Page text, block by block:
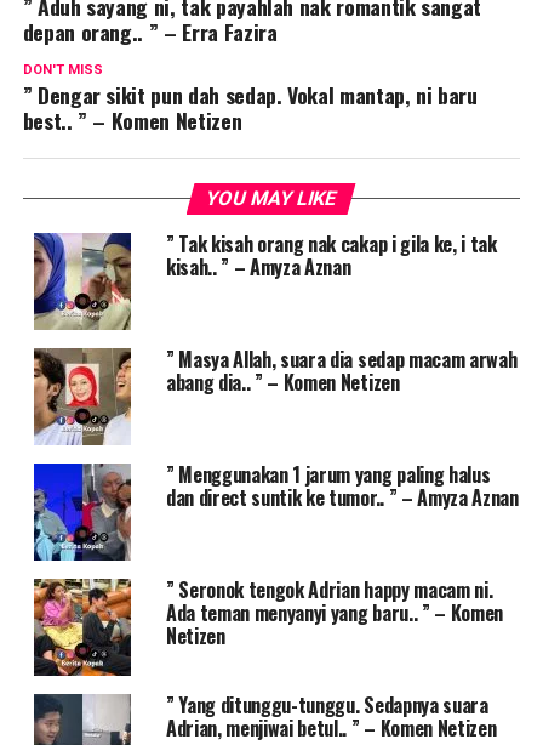
” Aduh sayang ni, tak payahlah nak romantik sangat
depan orang.. ” – Erra Fazira
DON'T MISS
” Dengar sikit pun dah sedap. Vokal mantap, ni baru
best.. ” – Komen Netizen
YOU MAY LIKE
” Tak kisah orang nak cakap i gila ke, i tak
kisah.. ” – Amyza Aznan
” Masya Allah, suara dia sedap macam arwah
abang dia.. ” – Komen Netizen
” Menggunakan 1 jarum yang paling halus
dan direct suntik ke tumor.. ” – Amyza Aznan
” Seronok tengok Adrian happy macam ni.
Ada teman menyanyi yang baru.. ” – Komen
Netizen
” Yang ditunggu-tunggu. Sedapnya suara
Adrian, menjiwai betul.. ” – Komen Netizen